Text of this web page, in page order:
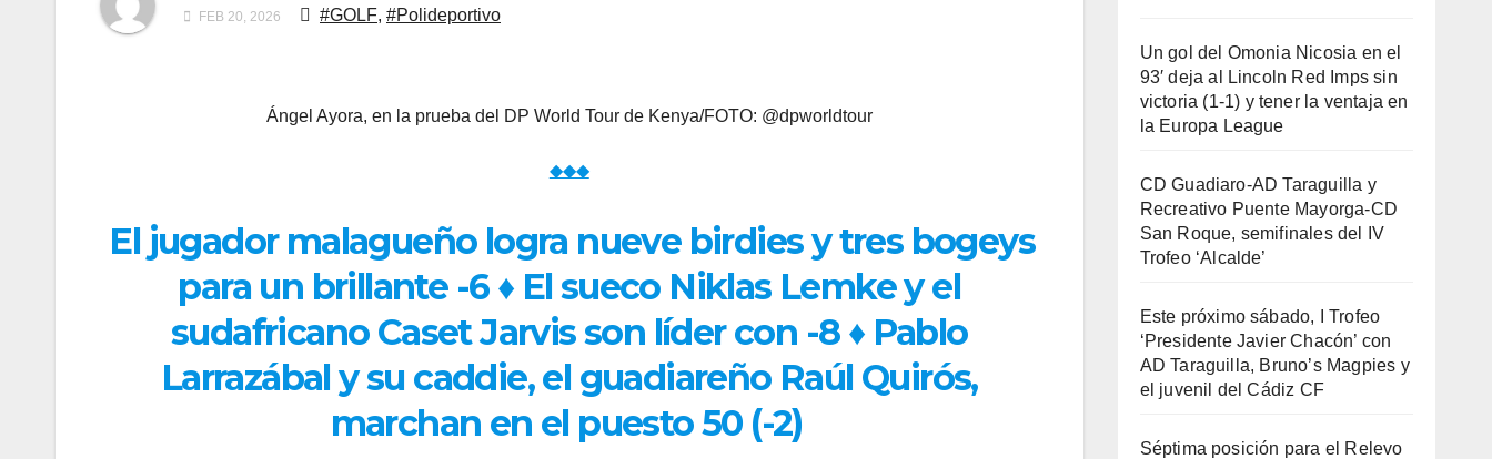
FEB 20, 2026 #GOLF, #Polideportivo
Ángel Ayora, en la prueba del DP World Tour de Kenya/FOTO: @dpworldtour
◆◆◆
El jugador malagueño logra nueve birdies y tres bogeys
para un brillante -6 ♦El sueco Niklas Lemke y el
sudafricano Caset Jarvis son líder con -8 ♦ Pablo
Larrazábal y su caddie, el guadiareño Raúl Quirós,
marchan en el puesto 50 (-2)
Un gol del Omonia Nicosia en el
93′ deja al Lincoln Red Imps sin
victoria (1-1) y tener la ventaja en
la Europa League
CD Guadiaro-AD Taraguilla y
Recreativo Puente Mayorga-CD
San Roque, semifinales del IV
Trofeo ‘Alcalde’
Este próximo sábado, I Trofeo
‘Presidente Javier Chacón’ con
AD Taraguilla, Bruno’s Magpies y
el juvenil del Cádiz CF
Séptima posición para el Relevo